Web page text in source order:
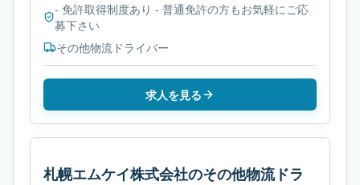
- 免許取得制度あり - 普通免許の方もお気軽にご応
募下さい
その他物流ドライバー
求人を見る
札幌エムケイ株式会社のその他物流ドラ